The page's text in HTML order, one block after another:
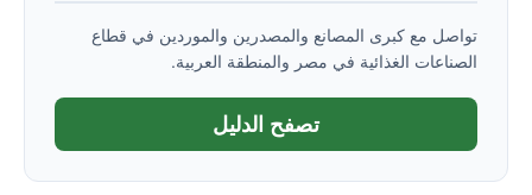
تواصل مع كبرى المصانع والمصدرين والموردين في قطاع
الصناعات الغذائية في مصر والمنطقة العربية.
تصفح الدليل